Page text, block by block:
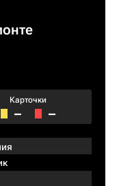
Карточки
– –